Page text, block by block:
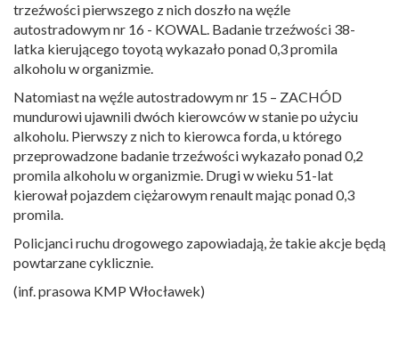
trzeźwości pierwszego z nich doszło na węźle
autostradowym nr 16 - KOWAL. Badanie trzeźwości 38-
latka kierującego toyotą wykazało ponad 0,3 promila
alkoholu w organizmie.
Natomiast na węźle autostradowym nr 15 – ZACHÓD
mundurowi ujawnili dwóch kierowców w stanie po użyciu
alkoholu. Pierwszy z nich to kierowca forda, u którego
przeprowadzone badanie trzeźwości wykazało ponad 0,2
promila alkoholu w organizmie. Drugi w wieku 51-lat
kierował pojazdem ciężarowym renault mając ponad 0,3
promila.
Policjanci ruchu drogowego zapowiadają, że takie akcje będą
powtarzane cyklicznie.
(inf. prasowa KMP Włocławek)